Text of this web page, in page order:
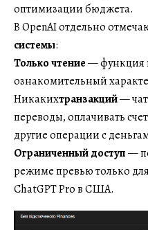
оптимизации бюджета.
В OpenAI отдельно
системы:
Только чтение— функция
ознакомительный
Никакихтранзакций—
переводы, оплачивать
другие операции с
Ограниченный доступ—
режиме превью только
ChatGPT Pro в США.